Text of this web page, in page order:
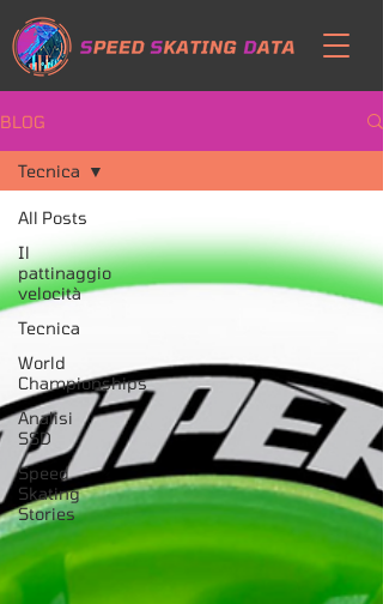
BLOG
All Posts
Il
pattinaggio
velocità
Tecnica
World
Championships
Analisi
SSD
Speed
Skating
Stories
Tecnica